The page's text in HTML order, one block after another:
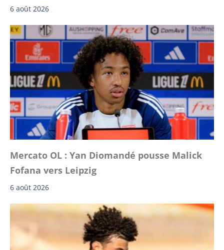
6 août 2026
Mercato OL : Yan Diomandé pousse Malick
Fofana vers Leipzig
6 août 2026